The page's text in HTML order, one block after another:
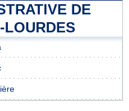
DE
LOURDES